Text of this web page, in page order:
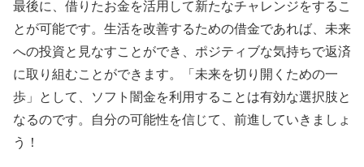
最後に、借りたお金を活用して新たなチャレンジをするこ
とが可能です。生活を改善するための借金であれば、未来
への投資と見なすことができ、ポジティブな気持ちで返済
に取り組むことができます。「未来を切り開くための一
歩」として、ソフト闇金を利用することは有効な選択肢と
なるのです。自分の可能性を信じて、前進していきましょ
う！